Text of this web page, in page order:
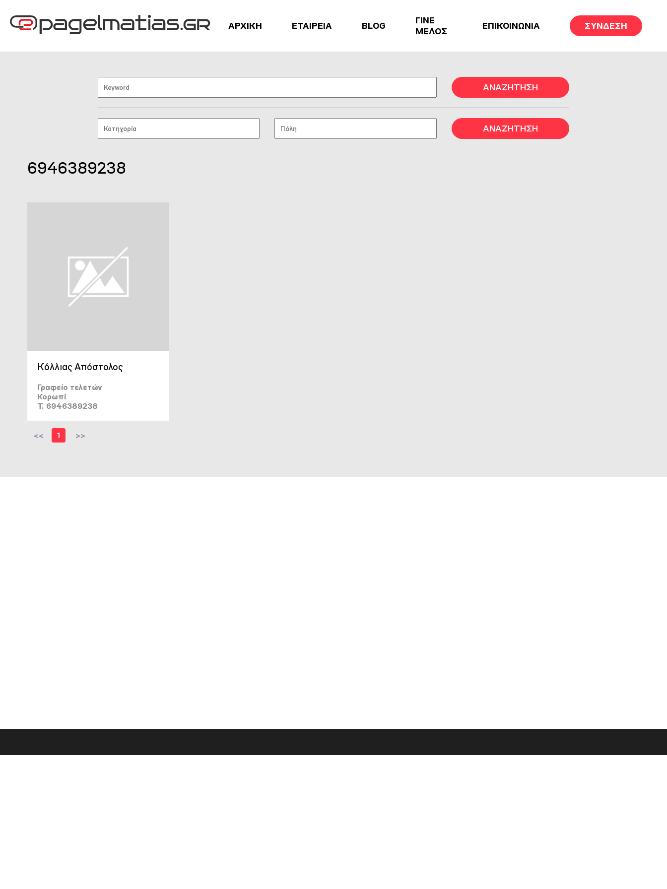
ΑΡΧΙΚΗ ΕΤΑΙΡΕΙΑ BLOG
ΓΙΝΕ
ΜΕΛΟΣ
ΕΠΙΚΟΙΝΩΝΙΑ ΣΥΝΔΕΣΗ
6946389238
Κόλλιας Απόστολος
Γραφείο τελετών
Κορωπί
T. 6946389238
<< 1 >>